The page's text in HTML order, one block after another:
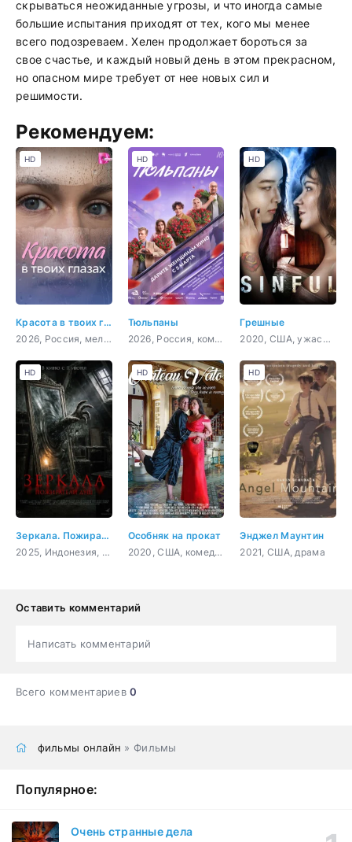
скрываться неожиданные угрозы, и что иногда самые
большие испытания приходят от тех, кого мы менее
всего подозреваем. Хелен продолжает бороться за
свое счастье, и каждый новый день в этом прекрасном,
но опасном мире требует от нее новых сил и
решимости.
Рекомендуем:
Красота в твоих глазах
2026, Россия, мелодрама
HD
Тюльпаны
2026, Россия, комедия, мелодрама
HD
Грешные
2020, США, ужасы, триллер
HD
Зеркала. Пожиратели душ
2025, Индонезия, ужасы
HD
Особняк на прокат
2020, США, комедия
HD
Энджел Маунтин
2021, США, драма
HD
Оставить комментарий
Написать комментарий
Всего комментариев0
фильмы онлайн » Фильмы
Популярное:
Очень странные дела